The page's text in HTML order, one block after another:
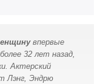
впервые
32 лет назад,
Актерский
Лэнг, Эндрю